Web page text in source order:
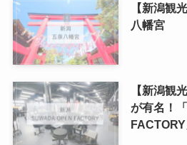
【新潟観
八幡宮
【新潟観
が有名！
FACTORY